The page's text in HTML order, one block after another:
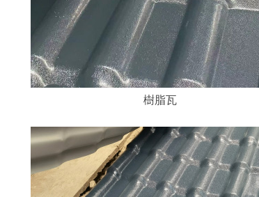
樹脂瓦